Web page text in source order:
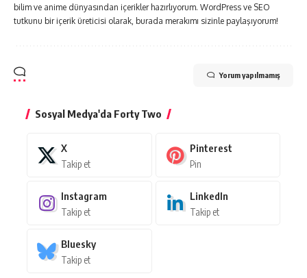
bilim ve anime dünyasından içerikler hazırlıyorum. WordPress ve SEO
tutkunu bir içerik üreticisi olarak, burada merakımı sizinle paylaşıyorum!
Yorum yapılmamış
Sosyal Medya'da Forty Two
X
Takip et
Pinterest
Pin
Instagram
Takip et
LinkedIn
Takip et
Bluesky
Takip et